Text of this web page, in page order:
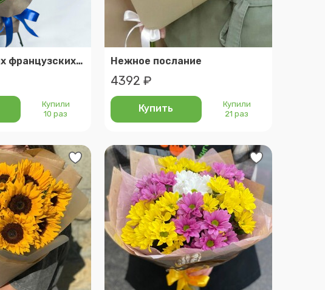
Букет из синих французских роз в крафте
Купили
10 раз
Нежное послание
4392 ₽
Купить
Купили
21 раз